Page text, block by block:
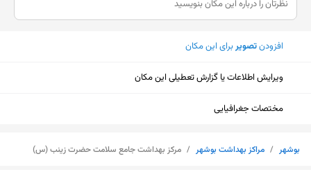
افزودنتصویربرای این مکان
ویرایش اطلاعات یا گزارش تعطیلی این مکان
مختصات جغرافیایی
بوشهر / مراکز بهداشت بوشهر / مرکز بهداشت جامع سلامت حضرت زینب (س)
نمایش نقشه